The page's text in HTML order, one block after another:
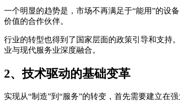
一个明显的趋势是，市场不再满足于“能用”的设
价值的合作伙伴。
行业的转型也得到了国家层面的政策引导和支持
业与现代服务业深度融合。
2、技术驱动的基础变革
实现从“制造”到“服务”的转变，首先需要建立在